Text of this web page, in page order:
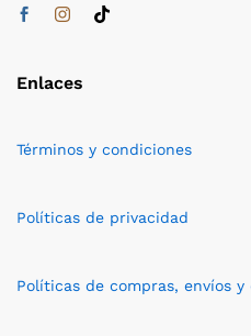
Enlaces
Términos y condiciones
Políticas de privacidad
Políticas de compras, envíos y